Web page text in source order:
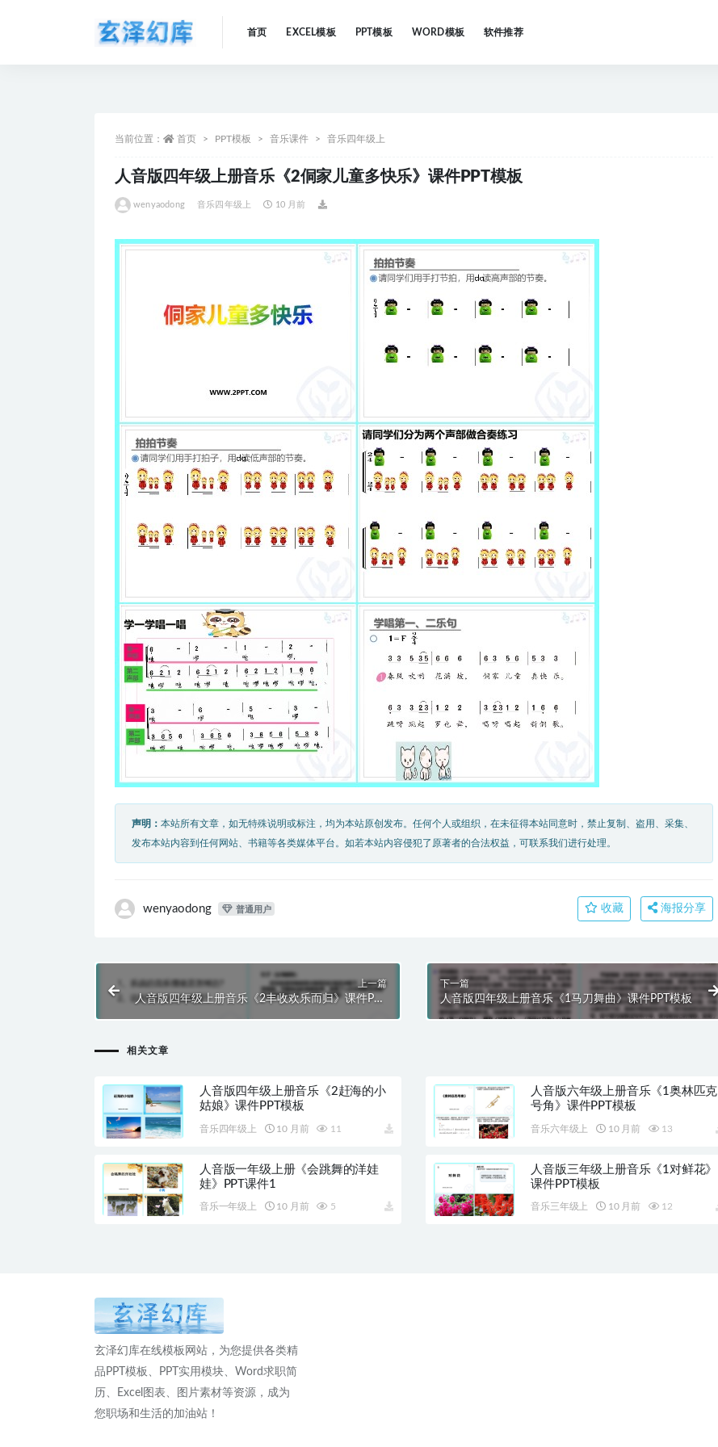
首页 EXCEL模板 PPT模板 WORD模板 软件推荐
当前位置： 首页 PPT模板 音乐课件 音乐四年级上
人音版四年级上册音乐《2侗家儿童多快乐》课件PPT模板
wenyaodong 音乐四年级上 10 月前
声明： 本站所有文章，如无特殊说明或标注，均为本站原创发布。任何个人或组织，在未征得本站同意时，禁止复制、盗用、采集、
发布本站内容到任何网站、书籍等各类媒体平台。如若本站内容侵犯了原著者的合法权益，可联系我们进行处理。
wenyaodong 普通用户 收藏 海报分享
上一篇
人音版四年级上册音乐《2丰收欢乐而归》课件PPT
下一篇
人音版四年级上册音乐《1马刀舞曲》课件PPT模板
相关文章
人音版四年级上册音乐《2赶海的小
姑娘》课件PPT模板
音乐四年级上 10 月前 11
人音版六年级上册音乐《1奥林匹克
号角》课件PPT模板
音乐六年级上 10 月前 13
人音版一年级上册《会跳舞的洋娃
娃》PPT课件1
音乐一年级上 10 月前 5
人音版三年级上册音乐《1对鲜花》
课件PPT模板
音乐三年级上 10 月前 12
玄泽幻库在线模板网站，为您提供各类精
品PPT模板、PPT实用模块、Word求职简
历、Excel图表、图片素材等资源，成为
您职场和生活的加油站！